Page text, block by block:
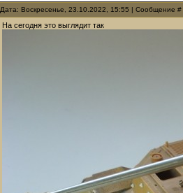
Дата: Воскресенье, 23.10.2022, 15:55 | Сообщение #
На сегодня это выглядит так